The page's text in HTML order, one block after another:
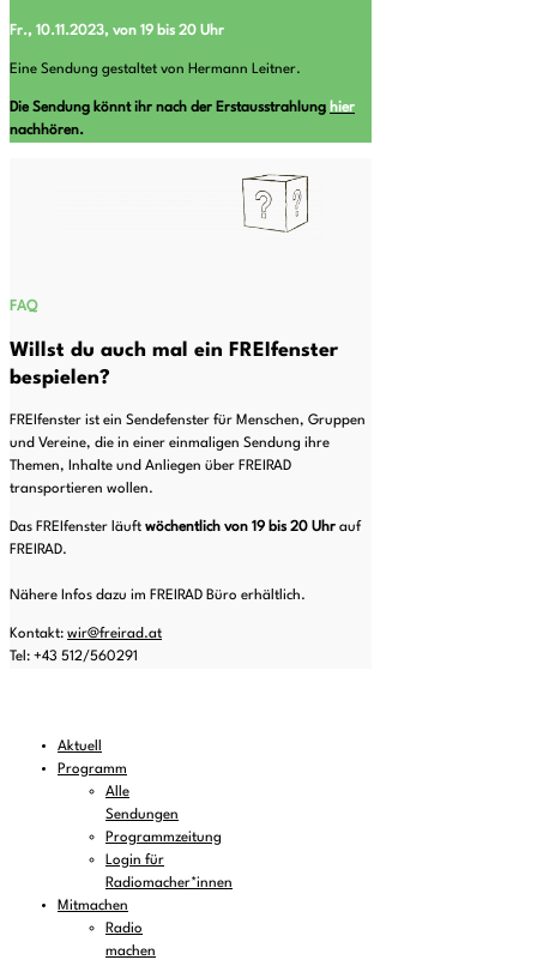
Fr., 10.11.2023, von 19 bis 20 Uhr
Eine Sendung gestaltet von Hermann Leitner.
Die Sendung könnt ihr nach der Erstausstrahlung hier
nachhören.
FAQ
Willst du auch mal ein FREIfenster
bespielen?
FREIfenster ist ein Sendefenster für Menschen, Gruppen
und Vereine, die in einer einmaligen Sendung ihre
Themen, Inhalte und Anliegen über FREIRAD
transportieren wollen.
Das FREIfenster läuft wöchentlich von 19 bis 20 Uhr auf
FREIRAD.
Nähere Infos dazu im FREIRAD Büro erhältlich.
Kontakt: wir@freirad.at
Tel: +43 512/560291
Aktuell
Programm
Alle
Sendungen
Programmzeitung
Login für
Radiomacher*innen
Mitmachen
Radio
machen